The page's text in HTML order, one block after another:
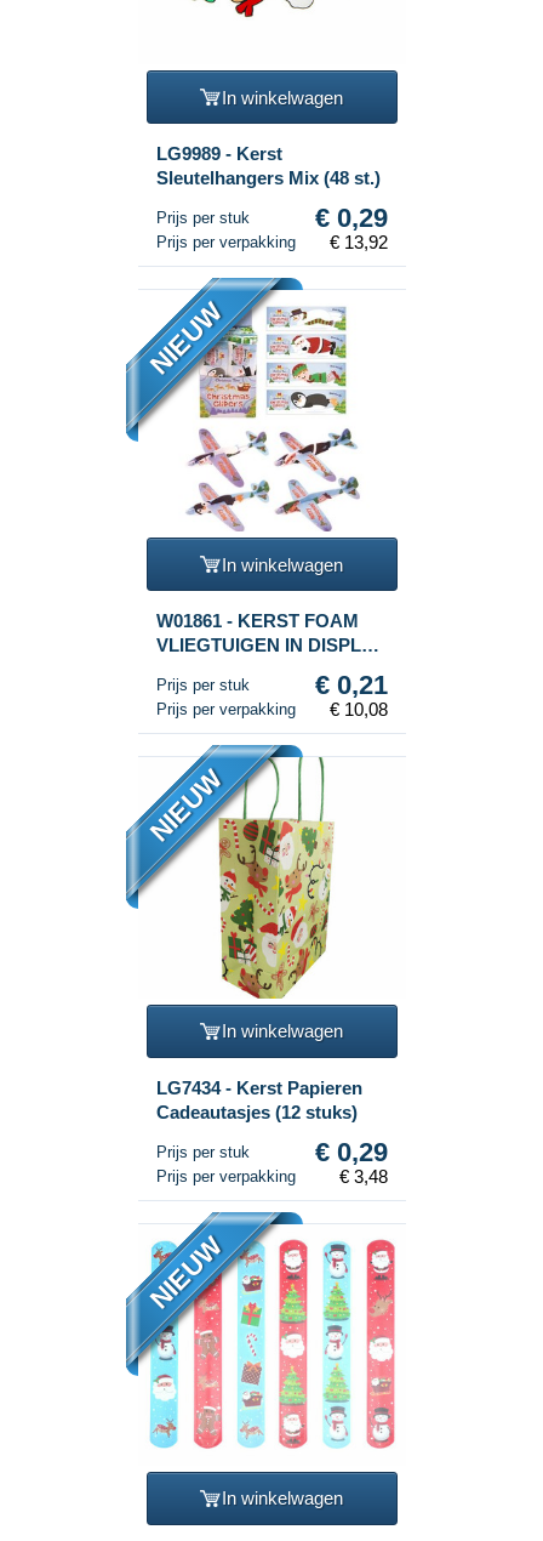
In winkelwagen
LG9989 - Kerst
Sleutelhangers Mix (48 st.)
Prijs per stuk € 0,29
Prijs per verpakking € 13,92
NIEUW
In winkelwagen
W01861 - KERST FOAM
VLIEGTUIGEN IN DISPLAY
Prijs per stuk € 0,21
Prijs per verpakking € 10,08
NIEUW
In winkelwagen
LG7434 - Kerst Papieren
Cadeautasjes (12 stuks)
Prijs per stuk € 0,29
Prijs per verpakking € 3,48
NIEUW
In winkelwagen